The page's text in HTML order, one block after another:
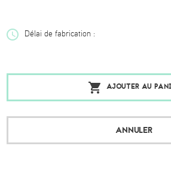
Délai de fabrication :
ANNULER
AJOUTER AU